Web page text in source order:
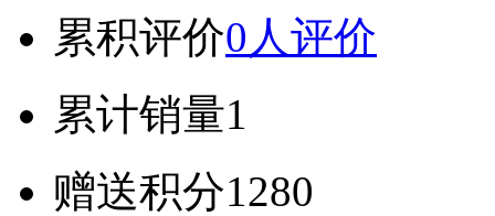
累积评价0人评价
累计销量1
赠送积分1280